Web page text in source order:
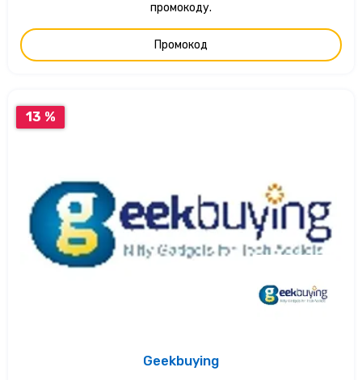
промокоду.
Промокод
13 %
Geekbuying